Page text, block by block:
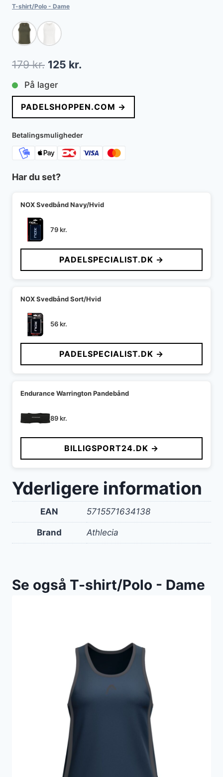
T-shirt/Polo - Dame
179kr. Den
oprindelige
pris
var:
179 kr..
125 kr.
pris
er:
125 kr..
På lager
PADELSHOPPEN.COM →
Betalingsmuligheder
Har du set?
NOX Svedbånd Navy/Hvid
79kr.
PADELSPECIALIST.DK →
NOX Svedbånd Sort/Hvid
56kr.
PADELSPECIALIST.DK →
Endurance Warrington Pandebånd
89kr.
BILLIGSPORT24.DK →
Yderligere information
EAN 5715571634138
Brand Athlecia
Se også T-shirt/Polo - Dame